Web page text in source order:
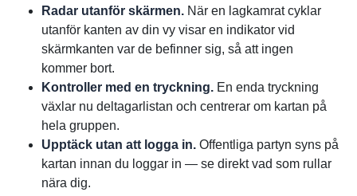
Radar utanför skärmen. När en lagkamrat cyklar
utanför kanten av din vy visar en indikator vid
skärmkanten var de befinner sig, så att ingen
kommer bort.
Kontroller med en tryckning. En enda tryckning
växlar nu deltagarlistan och centrerar om kartan på
hela gruppen.
Upptäck utan att logga in. Offentliga partyn syns på
kartan innan du loggar in — se direkt vad som rullar
nära dig.